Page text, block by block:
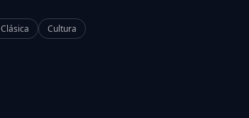
Clásica Cultura